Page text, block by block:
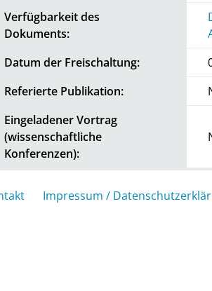
Verfügbarkeit des
Dokuments:
Datum der Freischaltung:
Referierte Publikation:
Eingeladener Vortrag
(wissenschaftliche
Konferenzen):
Impressum /